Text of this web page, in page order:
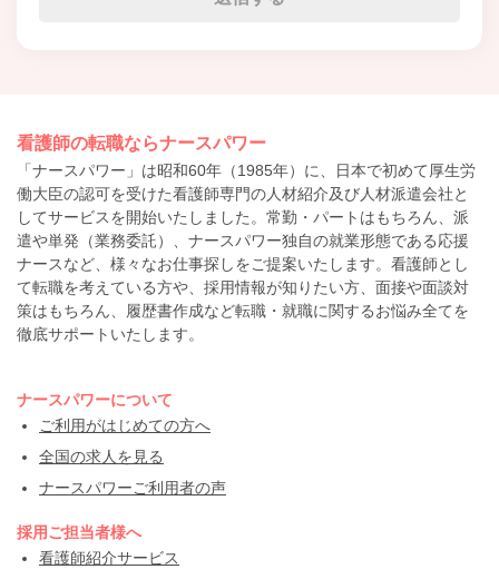
看護師の転職ならナースパワー
「ナースパワー」は昭和60年（1985年）に、日本で初めて厚生労
働大臣の認可を受けた看護師専門の人材紹介及び人材派遣会社と
してサービスを開始いたしました。常勤・パートはもちろん、派
遣や単発（業務委託）、ナースパワー独自の就業形態である応援
ナースなど、様々なお仕事探しをご提案いたします。看護師とし
て転職を考えている方や、採用情報が知りたい方、面接や面談対
策はもちろん、履歴書作成など転職・就職に関するお悩み全てを
徹底サポートいたします。
ナースパワーについて
ご利用がはじめての方へ
全国の求人を見る
ナースパワーご利用者の声
採用ご担当者様へ
看護師紹介サービス